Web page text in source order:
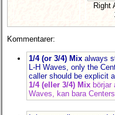
Right
Kommentarer:
1/4 (or 3/4) Mix always
L-H Waves, only the
caller should be explicit
1/4 (eller 3/4) Mix börjar
Waves, kan bara